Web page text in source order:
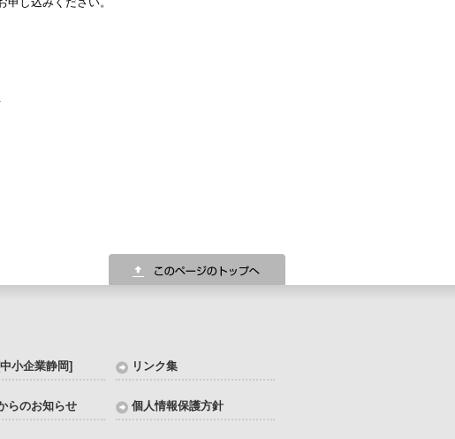
小企業静岡]
らのお知らせ
リンク集
個人情報保護方針